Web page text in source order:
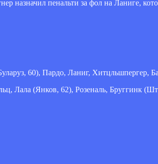
назначил пенальти за фол на Ланиге,
60), Пардо, Ланиг, Хитцльшпергер,
Лала (Янков, 62), Розеналь, Бруггинк